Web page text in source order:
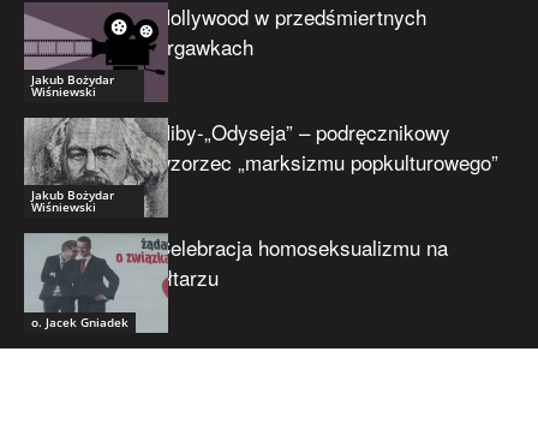
Jakub Bożydar
Wiśniewski
Hollywood w przedśmiertnych
drgawkach
Jakub Bożydar
Wiśniewski
Niby-„Odyseja” – podręcznikowy
wzorzec „marksizmu popkulturowego”
o. Jacek Gniadek
Celebracja homoseksualizmu na
ołtarzu